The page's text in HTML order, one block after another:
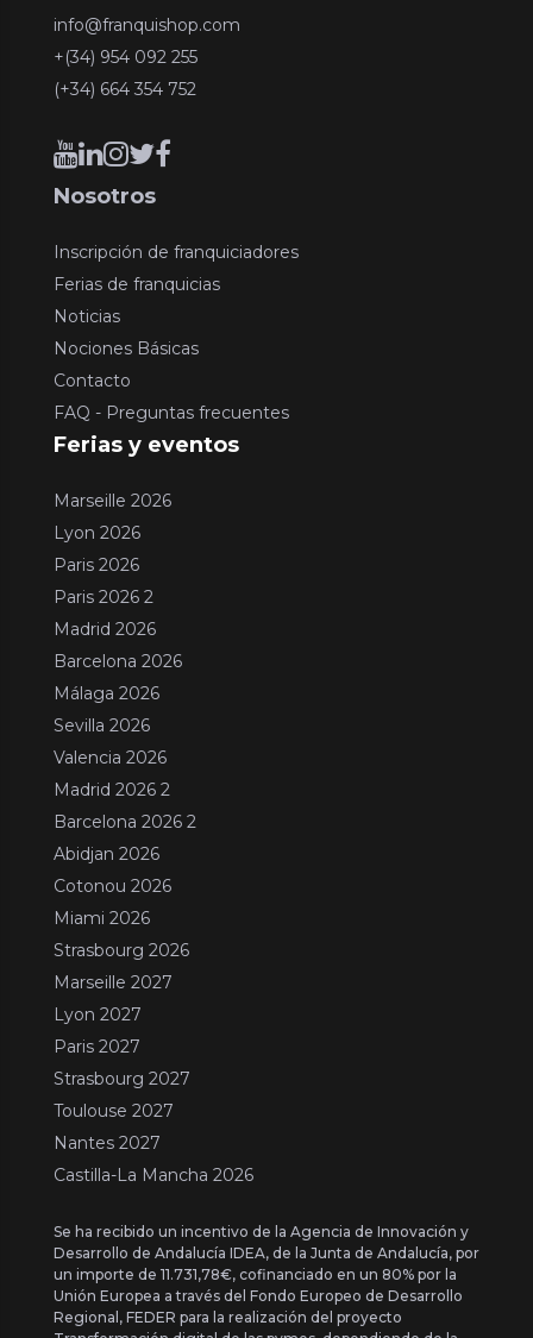
info@franquishop.com
+(34) 954 092 255
(+34) 664 354 752
Nosotros
Inscripción de franquiciadores
Ferias de franquicias
Noticias
Nociones Básicas
Contacto
FAQ - Preguntas frecuentes
Ferias y eventos
Marseille 2026
Lyon 2026
Paris 2026
Paris 2026 2
Madrid 2026
Barcelona 2026
Málaga 2026
Sevilla 2026
Valencia 2026
Madrid 2026 2
Barcelona 2026 2
Abidjan 2026
Cotonou 2026
Miami 2026
Strasbourg 2026
Marseille 2027
Lyon 2027
Paris 2027
Strasbourg 2027
Toulouse 2027
Nantes 2027
Castilla-La Mancha 2026
Se ha recibido un incentivo de la Agencia de Innovación y
Desarrollo de Andalucía IDEA, de la Junta de Andalucía, por
un importe de 11.731,78€, cofinanciado en un 80% por la
Unión Europea a través del Fondo Europeo de Desarrollo
Regional, FEDER para la realización del proyecto